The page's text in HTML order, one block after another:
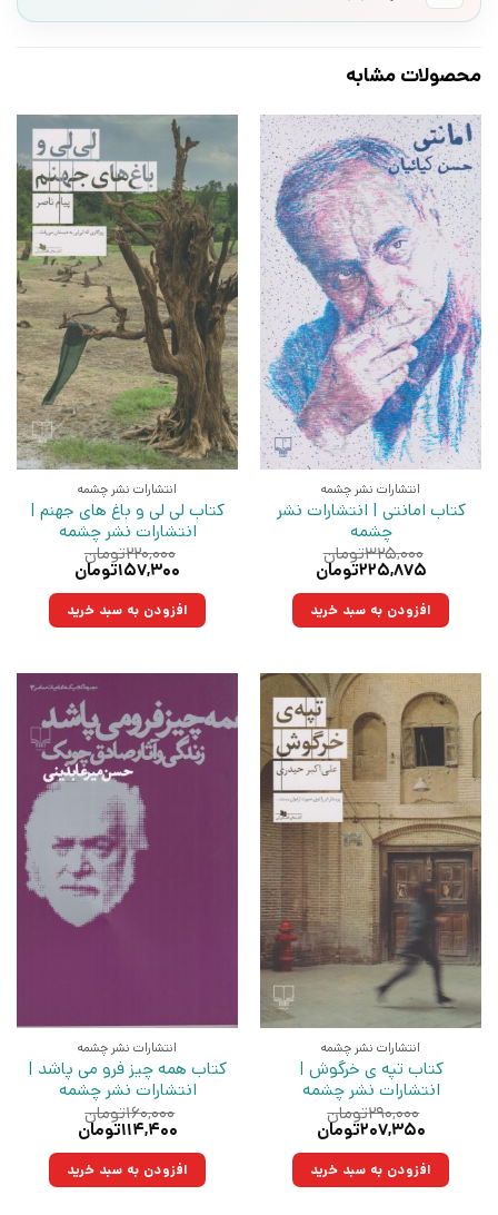
محصولات مشابه
انتشارات نشر چشمه
کتاب امانتی | انتشارات نشر
چشمه
۳۲۵,۰۰۰تومان
قیمت
۳۲۵,۰۰۰تومان
بود.
۲۲۵,۸۷۵تومان
۲۲۵,۸۷۵تومان.افزودن به سبد خرید
انتشارات نشر چشمه
کتاب لی لی و باغ های جهنم |
انتشارات نشر چشمه
۲۲۰,۰۰۰تومان
قیمت
۲۲۰,۰۰۰تومان
بود.
۱۵۷,۳۰۰تومان
۱۵۷,۳۰۰تومان.افزودن به سبد خرید
انتشارات نشر چشمه
کتاب تپه ی خرگوش |
انتشارات نشر چشمه
۲۹۰,۰۰۰تومان
قیمت
۲۹۰,۰۰۰تومان
بود.
۲۰۷,۳۵۰تومان
۲۰۷,۳۵۰تومان.افزودن به سبد خرید
انتشارات نشر چشمه
کتاب همه چیز فرو می پاشد |
انتشارات نشر چشمه
۱۶۰,۰۰۰تومان
قیمت
۱۶۰,۰۰۰تومان
بود.
۱۱۴,۴۰۰تومان
۱۱۴,۴۰۰تومان.افزودن به سبد خرید